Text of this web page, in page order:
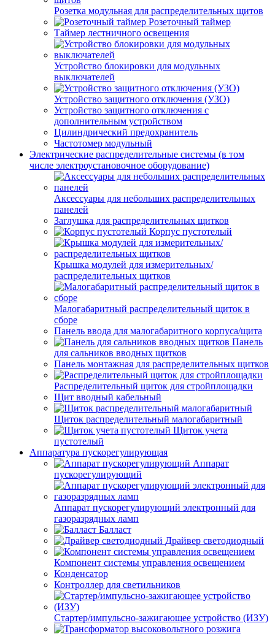
Розетка модульная для распределительных щитов
Розеточный таймер
Таймер лестничного освещения
Устройство блокировки для модульных
выключателей
Устройство защитного отключения (УЗО)
Устройство защитного отключения с
дополнительным устройством
Цилиндрический предохранитель
Частотомер модульный
Электрические распределительные системы (в том
числе электроустановочное оборудование)
Аксессуары для небольших распределительных
панелей
Заглушка для распределительных щитков
Корпус пустотелый
Крышка модулей для измерительных/
распределительных щитков
Малогабаритный распределительный щиток в
сборе
Панель ввода для малогабаритного корпуса/щита
Панель
для сальников вводных щитков
Панель монтажная для распределительных щитков
Распределительный щиток для стройплощадки
Щит вводный кабельный
Щиток распределительный малогабаритный
Щиток учета
пустотелый
Аппаратура пускорегулирующая
Аппарат
пускорегулирующий
Аппарат пускорегулирующий электронный для
газоразрядных ламп
Балласт
Драйвер светодиодный
Компонент системы управления освещением
Конденсатор
Контроллер для светильников
Стартер/импульсно-зажигающее устройство (ИЗУ)